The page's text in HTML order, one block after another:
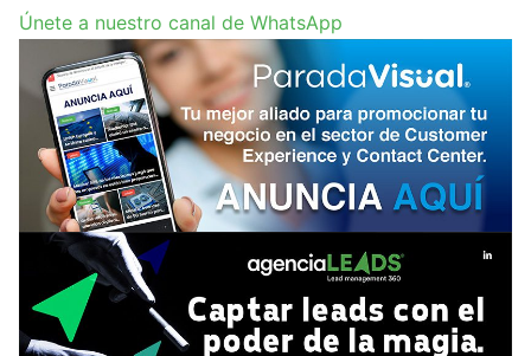
Únete a nuestro canal de WhatsApp